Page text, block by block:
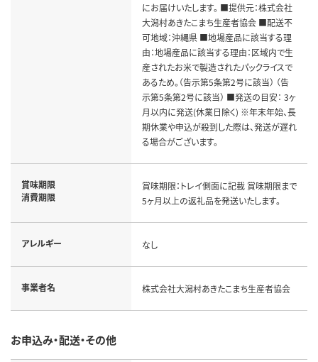
にお届けいたします。 ■提供元：株式会社
大潟村あきたこまち生産者協会 ■配送不
可地域：沖縄県 ■地場産品に該当する理
由：地場産品に該当する理由：区域内で生
産されたお米で製造されたパックライスで
あるため。（告示第5条第2号に該当） （告
示第5条第2号に該当） ■発送の目安： 3ヶ
月以内に発送(休業日除く) ※年末年始、長
期休業や申込が殺到した際は、発送が遅れ
る場合がございます。
賞味期限
消費期限
賞味期限：トレイ側面に記載 賞味期限まで
5ヶ月以上の返礼品を発送いたします。
アレルギー なし
事業者名 株式会社大潟村あきたこまち生産者協会
お申込み・配送・その他